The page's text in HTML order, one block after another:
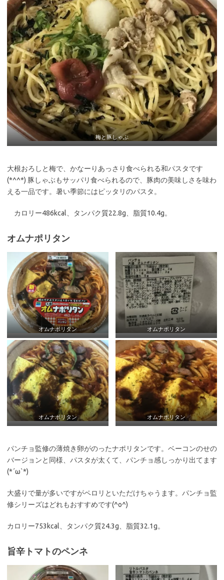
梅と豚しゃぶ
大根おろしと梅で、かなーりあっさり食べられる和パスタです
(*^^*) 豚しゃぶもサッパリ食べられるので、豚肉の美味しさを味わ
える一品です。暑い季節にはピッタリのパスタ。
カロリー486kcal、タンパク質22.8g、脂質10.4g。
オムナポリタン
オムナポリタン オムナポリタン
オムナポリタン オムナポリタン
パンチョ監修の薄焼き卵がのったナポリタンです。ベーコンのせの
バージョンと同様、パスタが太くて、パンチョ感しっかり出てます
(*´ω`*)
大盛りで量が多いですがペロリといただけちゃうます。パンチョ監
修シリーズはどれもおすすめです(^o^)
カロリー753kcal、タンパク質24.3g、脂質32.1g。
旨辛トマトのペンネ